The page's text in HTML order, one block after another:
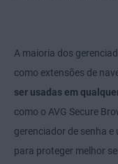
A maioria dos
como extensões de
ser usadas em
como o AVG Secure
gerenciador de senha e
para proteger melhor